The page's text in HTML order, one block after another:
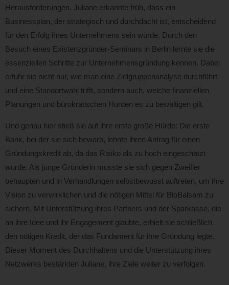
Herausforderungen. Juliane erkannte früh, dass ein
Businessplan, der strategisch und durchdacht ist, entscheidend
für den Erfolg ihres Unternehmens sein würde. Durch den
Besuch eines Existenzgründer-Seminars in Berlin lernte sie die
essenziellen Schritte zur Unternehmensgründung kennen. Dabei
erfuhr sie nicht nur, wie man eine Zielgruppenanalyse durchführt
und eine Standortwahl trifft, sondern auch, welche finanziellen
Planungen und bürokratischen Hürden es zu bewältigen gilt.
Und genau hier stieß sie auf ihre erste große Hürde: Die erste
Bank, bei der sie sich bewarb, lehnte ihren Antrag für einen
Gründungskredit ab, da das Risiko als zu hoch eingeschätzt
wurde. Als junge Gründerin musste sie sich gegen Zweifler
behaupten und in Verhandlungen selbstbewusst auftreten, um ihre
Vision zu verwirklichen und die nötigen Mittel für BioBalsam zu
sichern. Mit Unterstützung ihres Partners und der Sparkasse, die
an ihre Idee und ihr Engagement glaubte, erhielt sie schließlich
den nötigen Kredit, der das Fundament für ihre Gründung legte.
Dieser Moment des Durchhaltens und die Unterstützung ihres
Netzwerks bestärkten Juliane, ihre Ziele weiter zu verfolgen.